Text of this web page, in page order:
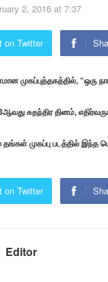
2, 2016 at 7:37
on Twitter
முகப்புத்தகத்தில், “ஒரு
சுதந்திர தினம்,
தங்கள் முகப்பு படத்தில்
on Twitter
Editor